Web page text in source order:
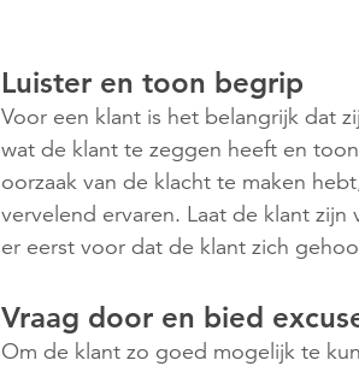
Luister en toon begrip
Voor een klant is het belangrijk dat
wat de klant te zeggen heeft en
oorzaak van de klacht te maken
vervelend ervaren. Laat de klant
er eerst voor dat de klant zich
Vraag door en bied
Om de klant zo goed mogelijk te